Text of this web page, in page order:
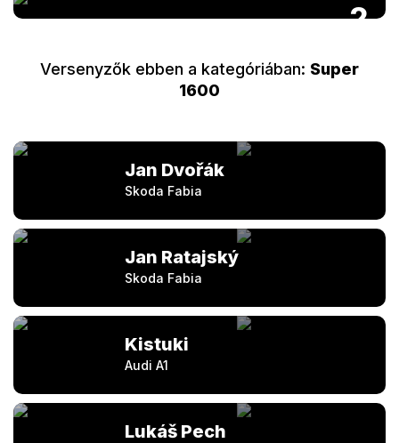
2
Versenyzők ebben a kategóriában: Super
1600
Jan Dvořák
Skoda Fabia
Jan Ratajský
Skoda Fabia
Kistuki
Audi A1
Lukáš Pech